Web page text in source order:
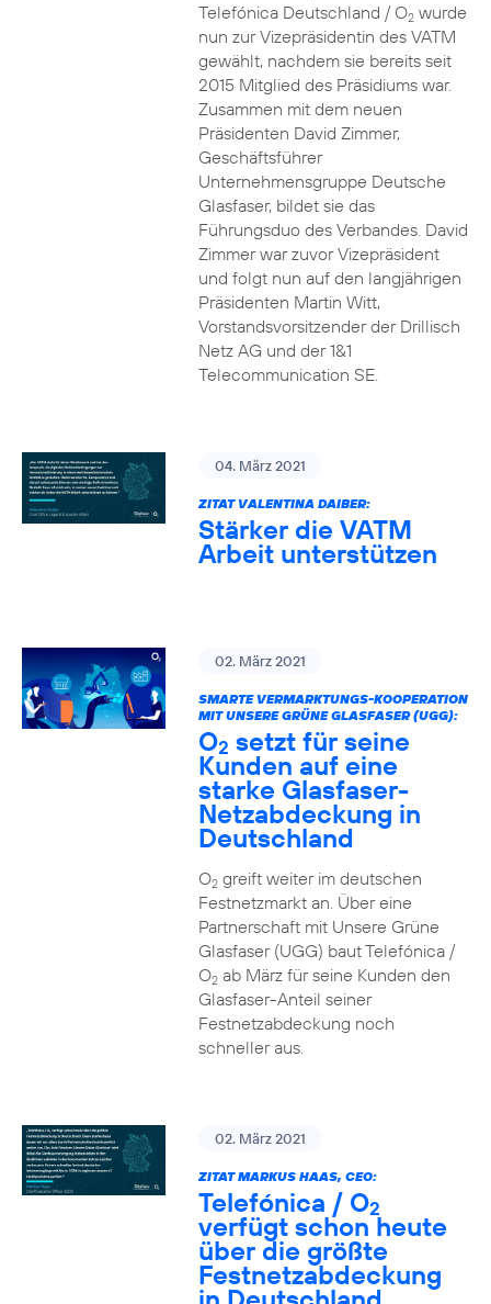
Telefónica Deutschland / O2wurde
nun zur Vizepräsidentin des VATM
gewählt, nachdem sie bereits seit
2015 Mitglied des Präsidiums war.
Zusammen mit dem neuen
Präsidenten David Zimmer,
Geschäftsführer
Unternehmensgruppe Deutsche
Glasfaser, bildet sie das
Führungsduo des Verbandes. David
Zimmer war zuvor Vizepräsident
und folgt nun auf den langjährigen
Präsidenten Martin Witt,
Vorstandsvorsitzender der Drillisch
Netz AG und der 1&1
Telecommunication SE.
04. März 2021
ZITAT VALENTINA DAIBER:
Stärker die VATM
Arbeit unterstützen
02. März 2021
SMARTE VERMARKTUNGS-KOOPERATION
MIT UNSERE GRÜNE GLASFASER (UGG):
O2 setzt für seine
Kunden auf eine
starke Glasfaser-
Netzabdeckung in
Deutschland
O2greift weiter im deutschen
Festnetzmarkt an. Über eine
Partnerschaft mit Unsere Grüne
Glasfaser (UGG) baut Telefónica /
O2ab März für seine Kunden den
Glasfaser-Anteil seiner
Festnetzabdeckung noch
schneller aus.
02. März 2021
ZITAT MARKUS HAAS, CEO:
Telefónica / O2
verfügt schon heute
über die größte
Festnetzabdeckung